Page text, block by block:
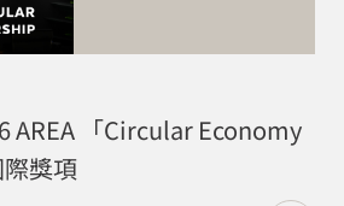
AREA 「Circular Economy
獎項